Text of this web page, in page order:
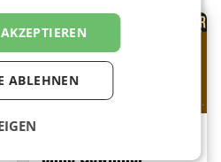
ohne Gewinner
ABLEHNEN